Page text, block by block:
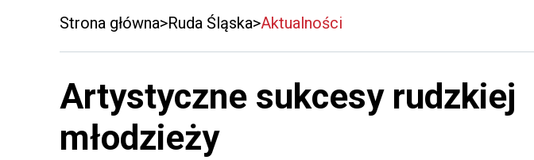
Strona główna Ruda Śląska Aktualności
Artystyczne sukcesy rudzkiej
młodzieży